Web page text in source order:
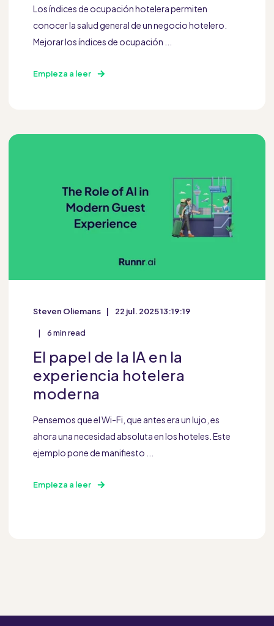
Los índices de ocupación hotelera permiten
conocer la salud general de un negocio hotelero.
Mejorar los índices de ocupación ...
Empieza a leer
Steven Oliemans 22 jul. 2025 13:19:19
6 min read
El papel de la IA en la
experiencia hotelera
moderna
Pensemos que el Wi-Fi, que antes era un lujo, es
ahora una necesidad absoluta en los hoteles. Este
ejemplo pone de manifiesto ...
Empieza a leer